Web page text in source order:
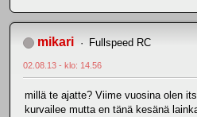
mikari Fullspeed RC
02.08.13 - klo: 14.56
millä te ajatte? Viime vuosina olen
kurvailee mutta en tänä kesänä